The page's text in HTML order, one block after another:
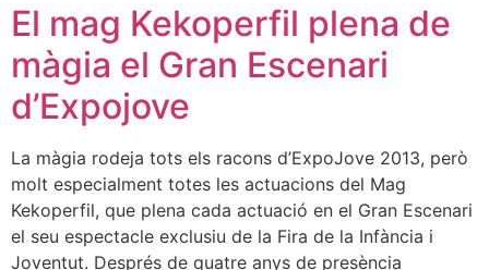
El mag Kekoperfil plena de
màgia el Gran Escenari
d’Expojove
La màgia rodeja tots els racons d’ExpoJove 2013, però
molt especialment totes les actuacions del Mag
Kekoperfil, que plena cada actuació en el Gran Escenari
el seu espectacle exclusiu de la Fira de la Infància i
Joventut. Després de quatre anys de presència